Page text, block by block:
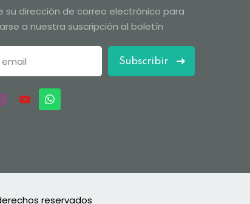
su dirección de correo electrónico para
a nuestra suscripción al boletín
Subscribir
reservados